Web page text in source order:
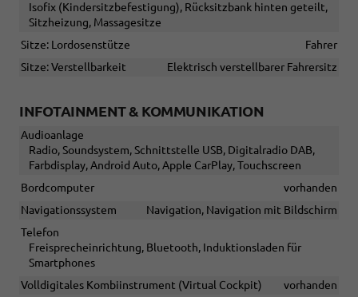
Isofix (Kindersitzbefestigung), Rücksitzbank hinten geteilt,
Sitzheizung, Massagesitze
Sitze: Lordosenstütze
Fahrer
Sitze: Verstellbarkeit
Elektrisch verstellbarer Fahrersitz
INFOTAINMENT & KOMMUNIKATION
Audioanlage
Radio, Soundsystem, Schnittstelle USB, Digitalradio DAB,
Farbdisplay, Android Auto, Apple CarPlay, Touchscreen
Bordcomputer
vorhanden
Navigationssystem
Navigation, Navigation mit Bildschirm
Telefon
Freisprecheinrichtung, Bluetooth, Induktionsladen für
Smartphones
Volldigitales Kombiinstrument (Virtual Cockpit)
vorhanden